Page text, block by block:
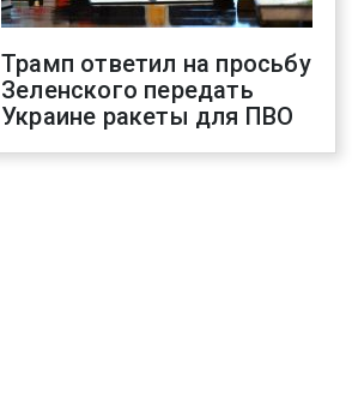
Трамп ответил на просьбу
Зеленского передать
Украине ракеты для ПВО